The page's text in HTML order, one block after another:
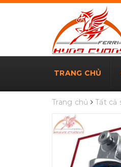
TRANG CHỦ
Trang chủ Tất cả